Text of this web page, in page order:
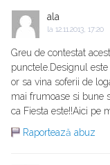
ala
la 12.11.2013, 17:20
Greu de contestat
punctele.Designul
or sa vina soferii de
mai frumoase si bune
ca Fiesta este!!Aici pe
Raportează abuz